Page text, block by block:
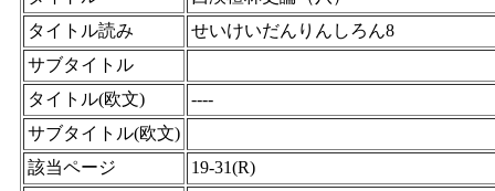
タイトル読み
せいけいだんりんしろん8
サブタイトル
タイトル(欧文)
----
サブタイトル(欧文)
該当ページ
19-31(R)